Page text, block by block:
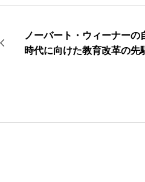
ノーバート・ウィーナーの
時代に向けた教育改革の先